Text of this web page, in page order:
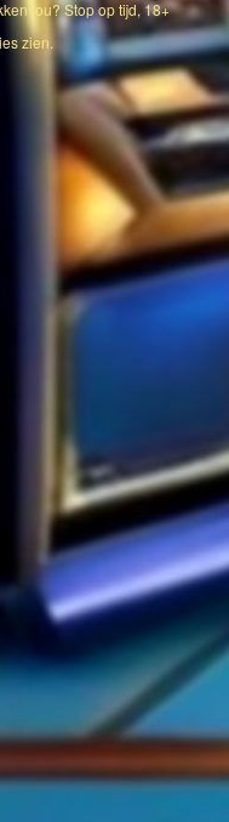
jou? Stop op tijd, 18+
zien.